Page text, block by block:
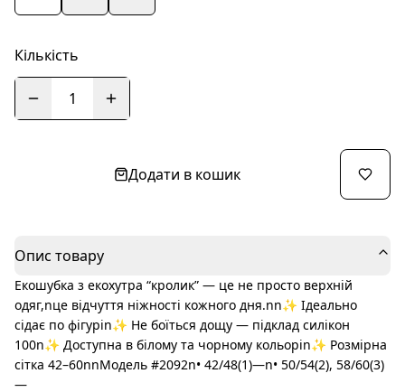
Кількість
1
Додати в кошик
Опис товару
Екошубка з екохутра “кролик” — це не просто верхній
одяг,nце відчуття ніжності кожного дня.nn✨ Ідеально
сідає по фігуріn✨ Не боїться дощу — підклад силікон
100n✨ Доступна в білому та чорному кольоріn✨ Розмірна
сітка 42–60nnМодель #2092n• 42/48(1)—n• 50/54(2), 58/60(3)
—